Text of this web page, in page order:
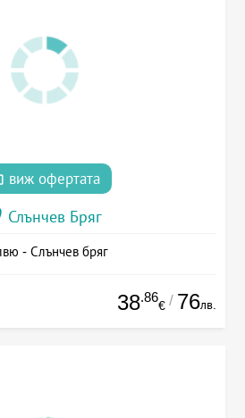
виж офертата
Слънчев Бряг
- Слънчев бряг
38.86
€ / 76лв.